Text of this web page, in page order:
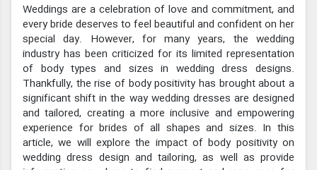
Weddings are a celebration of love and commitment, and
every bride deserves to feel beautiful and confident on her
special day. However, for many years, the wedding
industry has been criticized for its limited representation
of body types and sizes in wedding dress designs.
Thankfully, the rise of body positivity has brought about a
significant shift in the way wedding dresses are designed
and tailored, creating a more inclusive and empowering
experience for brides of all shapes and sizes. In this
article, we will explore the impact of body positivity on
wedding dress design and tailoring, as well as provide